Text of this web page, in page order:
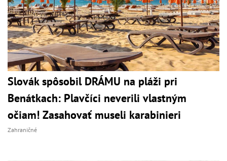
Slovák spôsobil DRÁMU na pláži pri
Benátkach: Plavčíci neverili vlastným
očiam! Zasahovať museli karabinieri
Zahraničné